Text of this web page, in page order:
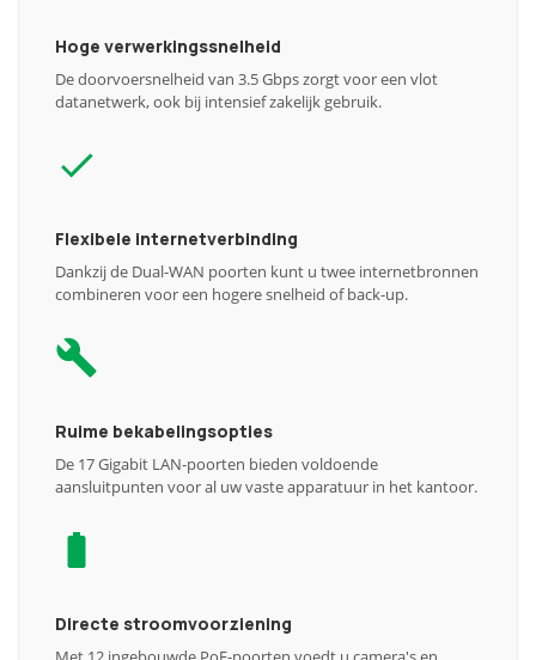
Hoge verwerkingssnelheid
De doorvoersnelheid van 3.5 Gbps zorgt voor een vlot
datanetwerk, ook bij intensief zakelijk gebruik.
Flexibele internetverbinding
Dankzij de Dual-WAN poorten kunt u twee internetbronnen
combineren voor een hogere snelheid of back-up.
Ruime bekabelingsopties
De 17 Gigabit LAN-poorten bieden voldoende
aansluitpunten voor al uw vaste apparatuur in het kantoor.
Directe stroomvoorziening